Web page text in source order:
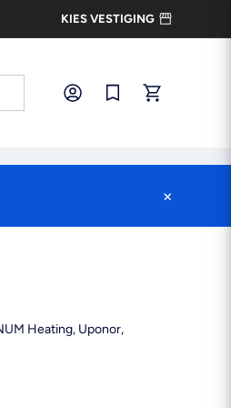
KIES VESTIGING
Inloggen Snel bestellen
×
Heating, Uponor,